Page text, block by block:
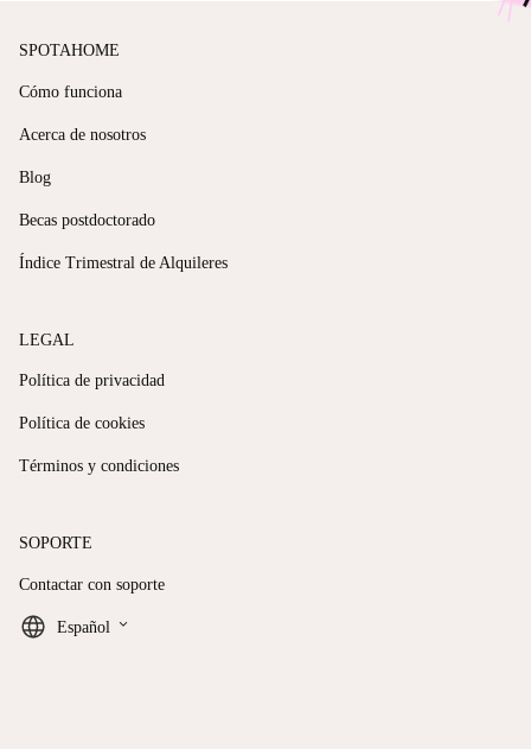
SPOTAHOME
Cómo funciona
Acerca de nosotros
Blog
Becas postdoctorado
Índice Trimestral de Alquileres
LEGAL
Política de privacidad
Política de cookies
Términos y condiciones
SOPORTE
Contactar con soporte
Español keyboard_arrow_down